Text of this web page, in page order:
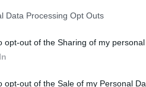
Data Processing Opt Outs
opt-out of the Sharing of my personal
opt-out of the Sale of my Personal
átvészelte, újra szaporodik és
kis számban van jelen egy
járványtól nem kell